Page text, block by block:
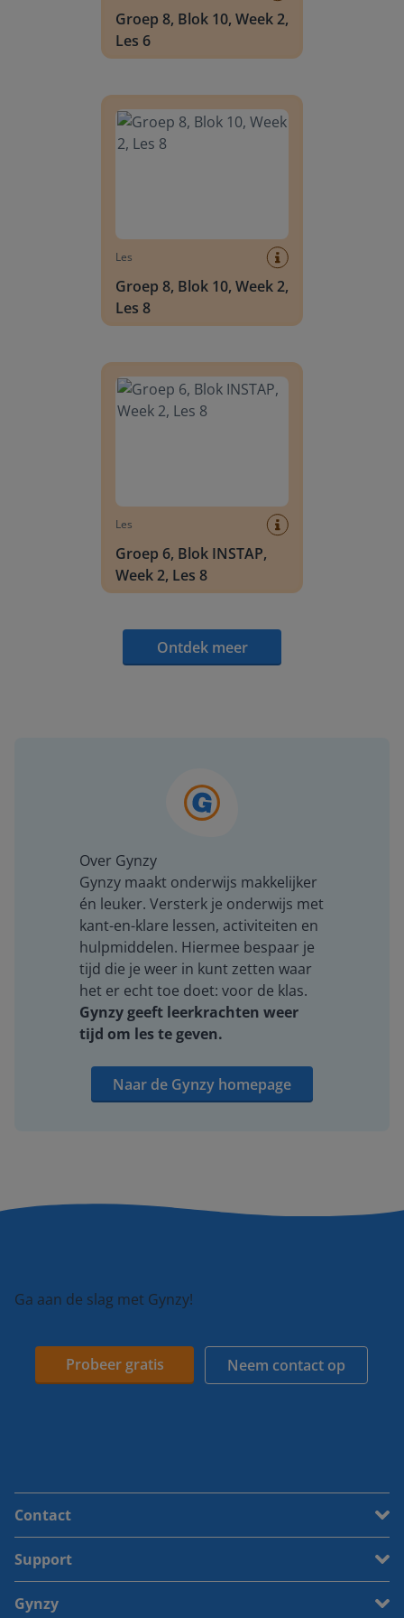
Groep 8, Blok 10, Week 2,
Les 6
Les
Groep 8, Blok 10, Week 2,
Les 8
Les
Groep 6, Blok INSTAP,
Week 2, Les 8
Ontdek meer
Over Gynzy
Gynzy maakt onderwijs makkelijker
én leuker. Versterk je onderwijs met
kant-en-klare lessen, activiteiten en
hulpmiddelen. Hiermee bespaar je
tijd die je weer in kunt zetten waar
het er echt toe doet: voor de klas.
Gynzy geeft leerkrachten weer
tijd om les te geven.
Naar de Gynzy homepage
Ga aan de slag met Gynzy!
Probeer gratis Neem contact op
Contact
Support
Gynzy